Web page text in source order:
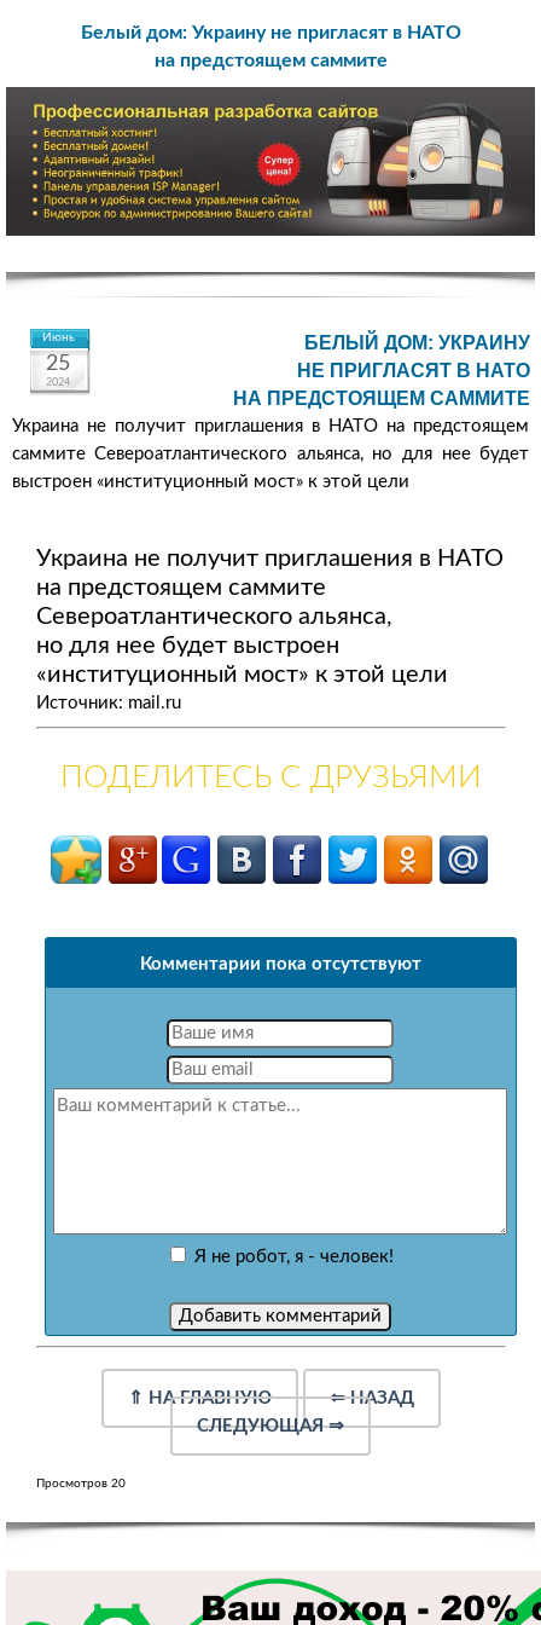
Белый дом: Украину не пригласят в НАТО
на предстоящем саммите
Июнь
25
2024
БЕЛЫЙ ДОМ: УКРАИНУ
НЕ ПРИГЛАСЯТ В НАТО
НА ПРЕДСТОЯЩЕМ САММИТЕ
Украина не получит приглашения в НАТО на предстоящем
саммите Североатлантического альянса, но для нее будет
выстроен «институционный мост» к этой цели
Украина не получит приглашения в НАТО
на предстоящем саммите
Североатлантического альянса,
но для нее будет выстроен
«институционный мост» к этой цели
Источник: mail.ru
ПОДЕЛИТЕСЬ С ДРУЗЬЯМИ
Комментарии пока отсутствуют
Я не робот, я - человек!
⇑ НА ГЛАВНУЮ ⇐НАЗАД
СЛЕДУЮЩАЯ⇒
Просмотров 20